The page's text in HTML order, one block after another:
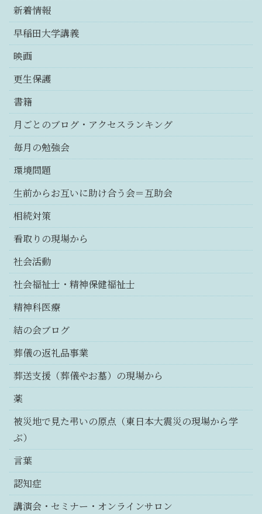
新着情報
早稲田大学講義
映画
更生保護
書籍
月ごとのブログ・アクセスランキング
毎月の勉強会
環境問題
生前からお互いに助け合う会＝互助会
相続対策
看取りの現場から
社会活動
社会福祉士・精神保健福祉士
精神科医療
結の会ブログ
葬儀の返礼品事業
葬送支援（葬儀やお墓）の現場から
薬
被災地で見た弔いの原点（東日本大震災の現場から学
ぶ）
言葉
認知症
講演会・セミナー・オンラインサロン